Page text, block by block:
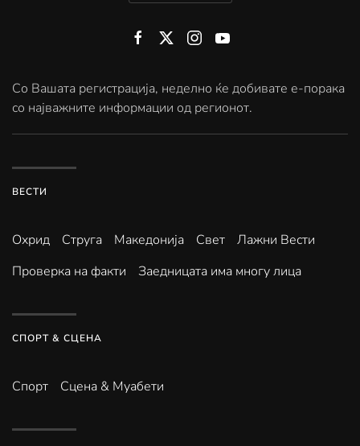
Со Вашата регистрација, неделно ќе добивате е-порака
со најважните информации од регионот.
ВЕСТИ
Охрид Струга Македонија Свет
Лажни Вести
Проверка на факти
Заедницата има многу лица
СПОРТ & СЦЕНА
Спорт Сцена & Муабети